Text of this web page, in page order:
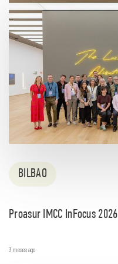
BILBAO
Proasur IMCC InFocus 2026
3 meses ago